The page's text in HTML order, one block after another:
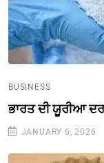
BUSINESS
ਭਾਰਤ ਦੀ ਯੂਰੀਆ
JANUARY 6, 2026